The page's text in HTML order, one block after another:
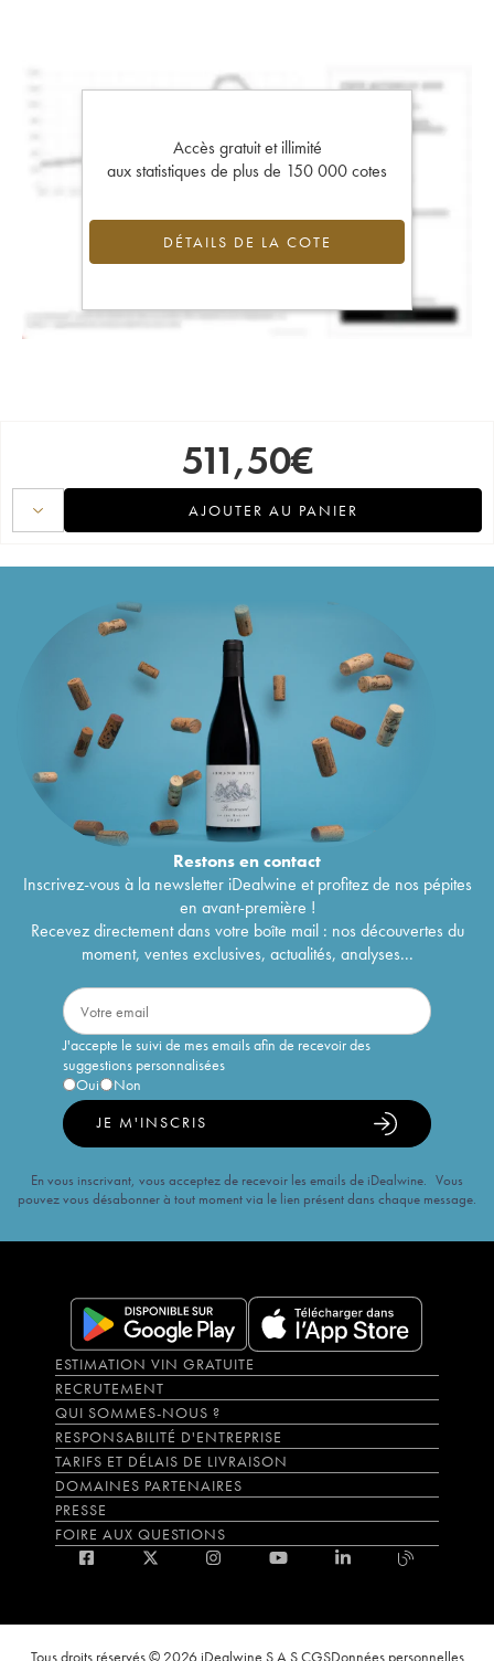
Accès gratuit et illimité
aux statistiques de plus de 150 000 cotes
DÉTAILS DE LA COTE
511,50€
AJOUTER AU PANIER
Restons encontact
Inscrivez-vous à la newsletter iDealwine et profitez de nos pépites
en avant-première !
Recevez directement dans votre boîte mail : nos découvertes du
moment, ventes exclusives, actualités, analyses...
J'accepte le suivi de mes emails afin de recevoir des
suggestions personnalisées
Oui
Non
JE M'INSCRIS
En vous inscrivant, vous acceptez de recevoir les emails de iDealwine. Vous
pouvez vous désabonner à tout moment via le lien présent dans chaque message.
ESTIMATION VIN GRATUITE
RECRUTEMENT
QUI SOMMES-NOUS ?
RESPONSABILITÉ D'ENTREPRISE
TARIFS ET DÉLAIS DE LIVRAISON
DOMAINES PARTENAIRES
PRESSE
FOIRE AUX QUESTIONS
Tous droits réservés © 2026 iDealwine S.A.S.CGSDonnées personnelles